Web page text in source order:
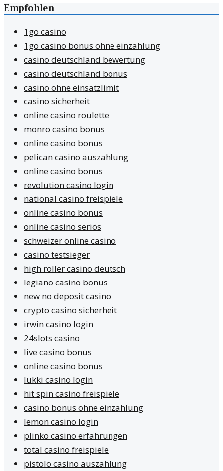
Empfohlen
1go casino
1go casino bonus ohne einzahlung
casino deutschland bewertung
casino deutschland bonus
casino ohne einsatzlimit
casino sicherheit
online casino roulette
monro casino bonus
online casino bonus
pelican casino auszahlung
online casino bonus
revolution casino login
national casino freispiele
online casino bonus
online casino seriös
schweizer online casino
casino testsieger
high roller casino deutsch
legiano casino bonus
new no deposit casino
crypto casino sicherheit
irwin casino login
24slots casino
live casino bonus
online casino bonus
lukki casino login
hit spin casino freispiele
casino bonus ohne einzahlung
lemon casino login
plinko casino erfahrungen
total casino freispiele
pistolo casino auszahlung